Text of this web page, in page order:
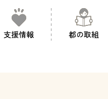
支援情報 都の取組